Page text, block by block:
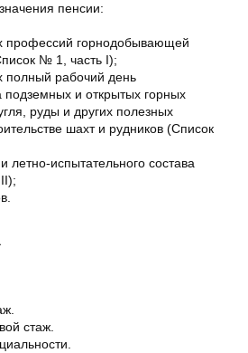
пенсии:
профессий горнодобывающей
№ 1, часть I);
полный рабочий день
подземных и открытых горных
руды и других полезных
шахт и рудников (Список
летно-испытательного состава
стаж.